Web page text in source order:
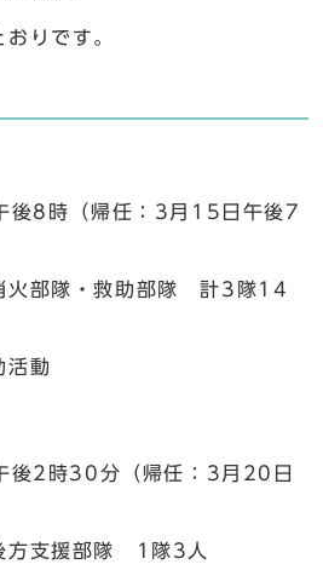
りです。
後8時（帰任：3月15日午後7
火部隊・救助部隊 計3隊14
活動
後2時30分（帰任：3月20日
方支援部隊 1隊3人